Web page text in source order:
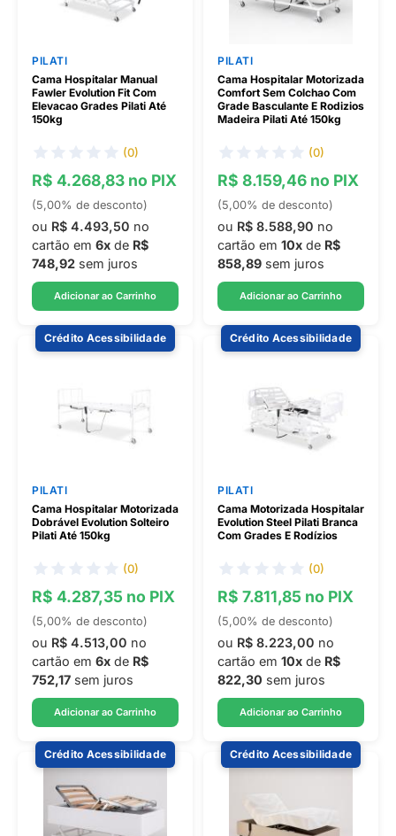
PILATI
Cama Hospitalar Manual
Fawler Evolution Fit Com
Elevacao Grades Pilati Até
150kg
(0)
R$ 4.268,83 no PIX
(5,00% de desconto)
ou R$ 4.493,50 no
cartão em 6x de R$
748,92 sem juros
Adicionar ao Carrinho
PILATI
Cama Hospitalar Motorizada
Comfort Sem Colchao Com
Grade Basculante E Rodizios
Madeira Pilati Até 150kg
(0)
R$ 8.159,46 no PIX
(5,00% de desconto)
ou R$ 8.588,90 no
cartão em 10x de R$
858,89 sem juros
Adicionar ao Carrinho
Crédito Acessibilidade
PILATI
Cama Hospitalar Motorizada
Dobrável Evolution Solteiro
Pilati Até 150kg
(0)
R$ 4.287,35 no PIX
(5,00% de desconto)
ou R$ 4.513,00 no
cartão em 6x de R$
752,17 sem juros
Adicionar ao Carrinho
Crédito Acessibilidade
PILATI
Cama Motorizada Hospitalar
Evolution Steel Pilati Branca
Com Grades E Rodízios
(0)
R$ 7.811,85 no PIX
(5,00% de desconto)
ou R$ 8.223,00 no
cartão em 10x de R$
822,30 sem juros
Adicionar ao Carrinho
Crédito Acessibilidade Crédito Acessibilidade